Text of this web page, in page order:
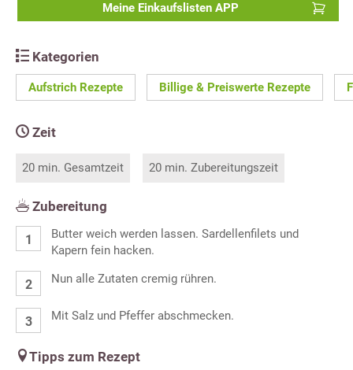
Meine Einkaufslisten APP
Kategorien
Aufstrich Rezepte Billige & Preiswerte Rezepte
Zeit
20 min. Gesamtzeit 20 min. Zubereitungszeit
Zubereitung
Butter weich werden lassen. Sardellenfilets und
Kapern fein hacken.
Nun alle Zutaten cremig rühren.
Mit Salz und Pfeffer abschmecken.
Tipps zum Rezept